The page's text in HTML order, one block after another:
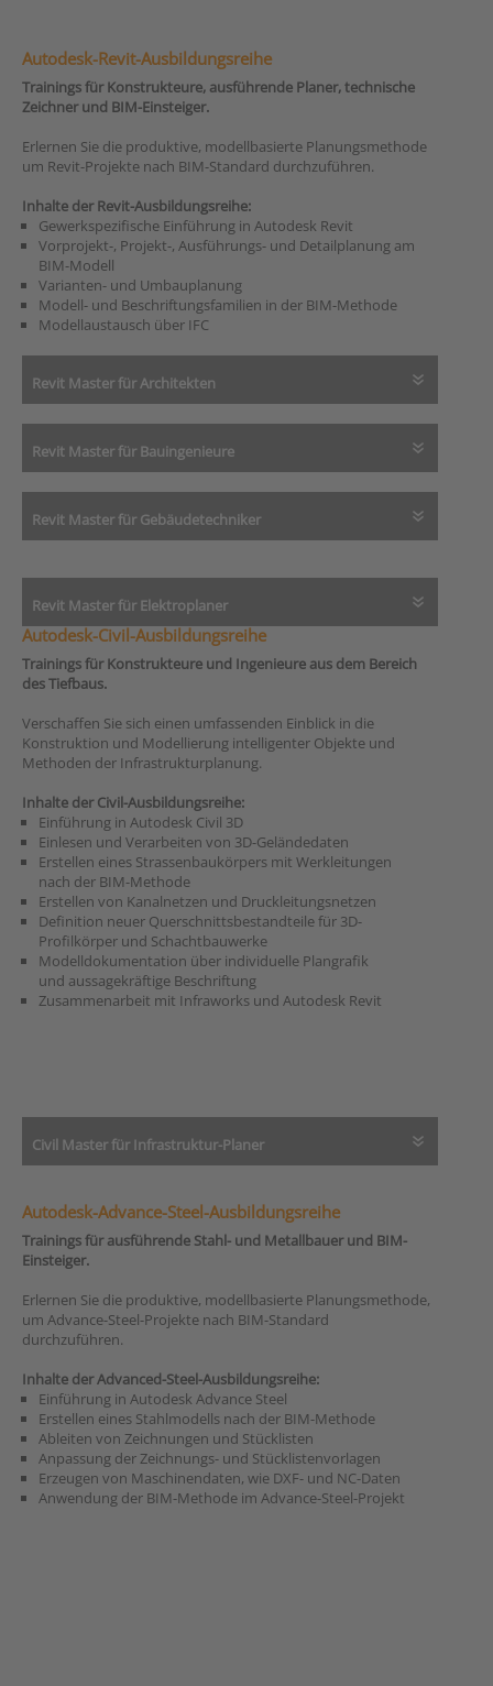
Autodesk-Revit-Ausbildungsreihe
Trainings für Konstrukteure, ausführende Planer, technische
Zeichner und BIM-Einsteiger.
Erlernen Sie die produktive, modellbasierte Planungsmethode
um Revit-Projekte nach BIM-Standard durchzuführen.
Inhalte der Revit-Ausbildungsreihe:
Gewerkspezifische Einführung in Autodesk Revit
Vorprojekt-, Projekt-, Ausführungs- und Detailplanung am
BIM-Modell
Varianten- und Umbauplanung
Modell- und Beschriftungsfamilien in der BIM-Methode
Modellaustausch über IFC
Revit Master für Architekten
Revit Master für Bauingenieure
Revit Master für Gebäudetechniker
Revit Master für Elektroplaner
Autodesk-Civil-Ausbildungsreihe
Trainings für Konstrukteure und Ingenieure aus dem Bereich
des Tiefbaus.
Verschaffen Sie sich einen umfassenden Einblick in die
Konstruktion und Modellierung intelligenter Objekte und
Methoden der Infrastrukturplanung.
Inhalte der Civil-Ausbildungsreihe:
Einführung in Autodesk Civil 3D
Einlesen und Verarbeiten von 3D-Geländedaten
Erstellen eines Strassenbaukörpers mit Werkleitungen
nach der BIM-Methode
Erstellen von Kanalnetzen und Druckleitungsnetzen
Definition neuer Querschnittsbestandteile für 3D-
Profilkörper und Schachtbauwerke
Modelldokumentation über individuelle Plangrafik
und aussagekräftige Beschriftung
Zusammenarbeit mit Infraworks und Autodesk Revit
Civil Master für Infrastruktur-Planer
Autodesk-Advance-Steel-Ausbildungsreihe
Trainings für ausführende Stahl- und Metallbauer und BIM-
Einsteiger.
Erlernen Sie die produktive, modellbasierte Planungsmethode,
um Advance-Steel-Projekte nach BIM-Standard
durchzuführen.
Inhalte der Advanced-Steel-Ausbildungsreihe:
Einführung in Autodesk Advance Steel
Erstellen eines Stahlmodells nach der BIM-Methode
Ableiten von Zeichnungen und Stücklisten
Anpassung der Zeichnungs- und Stücklistenvorlagen
Erzeugen von Maschinendaten, wie DXF- und NC-Daten
Anwendung der BIM-Methode im Advance-Steel-Projekt